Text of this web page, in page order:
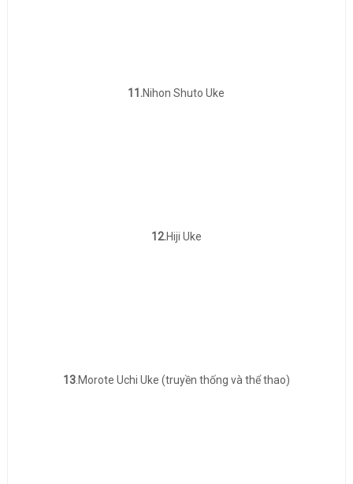
11.Nihon Shuto Uke
12.Hiji Uke
13.Morote Uchi Uke (truyền thống và thể thao)